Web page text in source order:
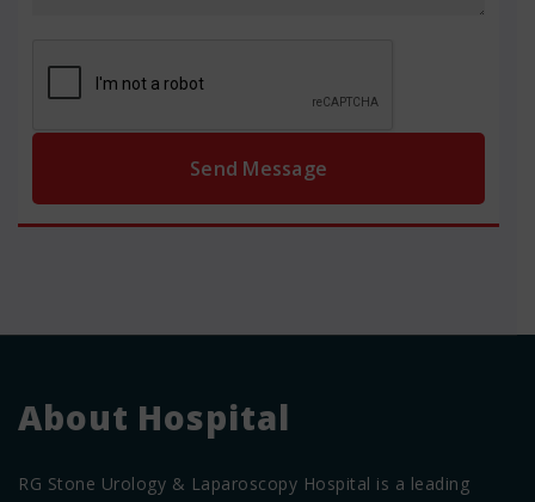
About Hospital
RG Stone Urology & Laparoscopy Hospital is a leading